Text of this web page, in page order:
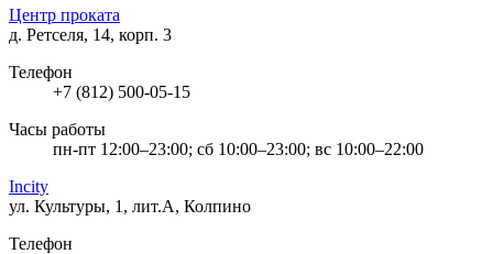
Центр проката
д. Ретселя, 14, корп. 3
Телефон
+7 (812) 500-05-15
Часы работы
пн-пт 12:00–23:00; сб 10:00–23:00; вс 10:00–22:00
Incity
ул. Культуры, 1, лит.А, Колпино
Телефон